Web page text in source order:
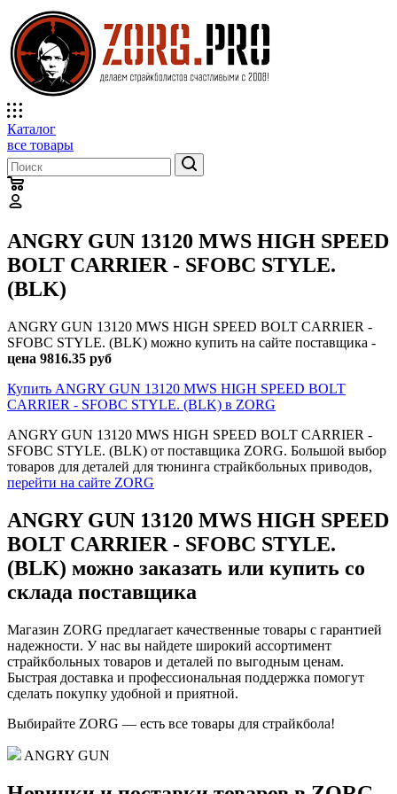
Каталог
все товары
ANGRY GUN 13120 MWS HIGH SPEED
BOLT CARRIER - SFOBC STYLE.
(BLK)
ANGRY GUN 13120 MWS HIGH SPEED BOLT CARRIER -
SFOBC STYLE. (BLK) можно купить на сайте поставщика -
цена 9816.35 руб
Купить ANGRY GUN 13120 MWS HIGH SPEED BOLT
CARRIER - SFOBC STYLE. (BLK) в ZORG
ANGRY GUN 13120 MWS HIGH SPEED BOLT CARRIER -
SFOBC STYLE. (BLK) от поставщика ZORG. Большой выбор
товаров для деталей для тюнинга страйкбольных приводов,
перейти на сайте ZORG
ANGRY GUN 13120 MWS HIGH SPEED
BOLT CARRIER - SFOBC STYLE.
(BLK) можно заказать или купить со
склада поставщика
Магазин ZORG предлагает качественные товары с гарантией
надежности. У нас вы найдете широкий ассортимент
страйкбольных товаров и деталей по выгодным ценам.
Быстрая доставка и профессиональная поддержка помогут
сделать покупку удобной и приятной.
Выбирайте ZORG — есть все товары для страйкбола!
ANGRY GUN